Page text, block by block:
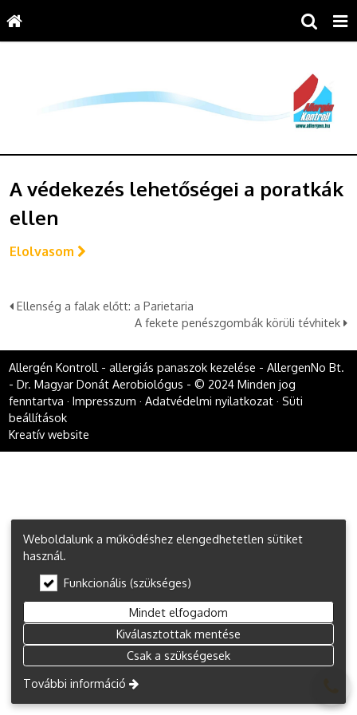
A védekezés lehetőségei a poratkák
ellen
Elolvasom
Ellenség a falak előtt: a Parietaria
A fekete penészgombák körüli tévhitek
Allergén Kontroll - allergiás panaszok kezelése - AllergenNo Bt.
- Dr. Magyar Donát Aerobiológus - © 2024 Minden jog
fenntartva
Impresszum Adatvédelmi nyilatkozat
Süti
beállítások
Kreatív website
Weboldalunk a működéshez elengedhetetlen sütiket
használ.
Funkcionális (szükséges)
Mindet elfogadom
Kiválasztottak mentése
Csak a szükségesek
További információ